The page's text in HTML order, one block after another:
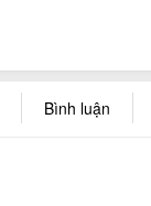
Bình luận